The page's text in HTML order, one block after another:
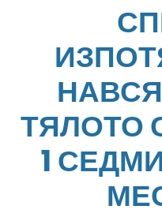
ТЯЛОТО
1